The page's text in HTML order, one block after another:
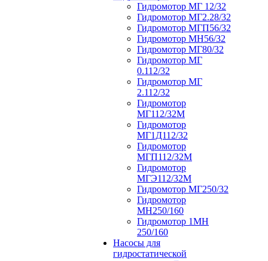
Гидромотор МГ 12/32
Гидромотор МГ2.28/32
Гидромотор МГП56/32
Гидромотор МН56/32
Гидромотор МГ80/32
Гидромотор МГ
0.112/32
Гидромотор МГ
2.112/32
Гидромотор
МГ112/32М
Гидромотор
МГ1Д112/32
Гидромотор
МГП112/32М
Гидромотор
МГЭ112/32M
Гидромотор МГ250/32
Гидромотор
МН250/160
Гидромотор 1МН
250/160
Насосы для
гидростатической